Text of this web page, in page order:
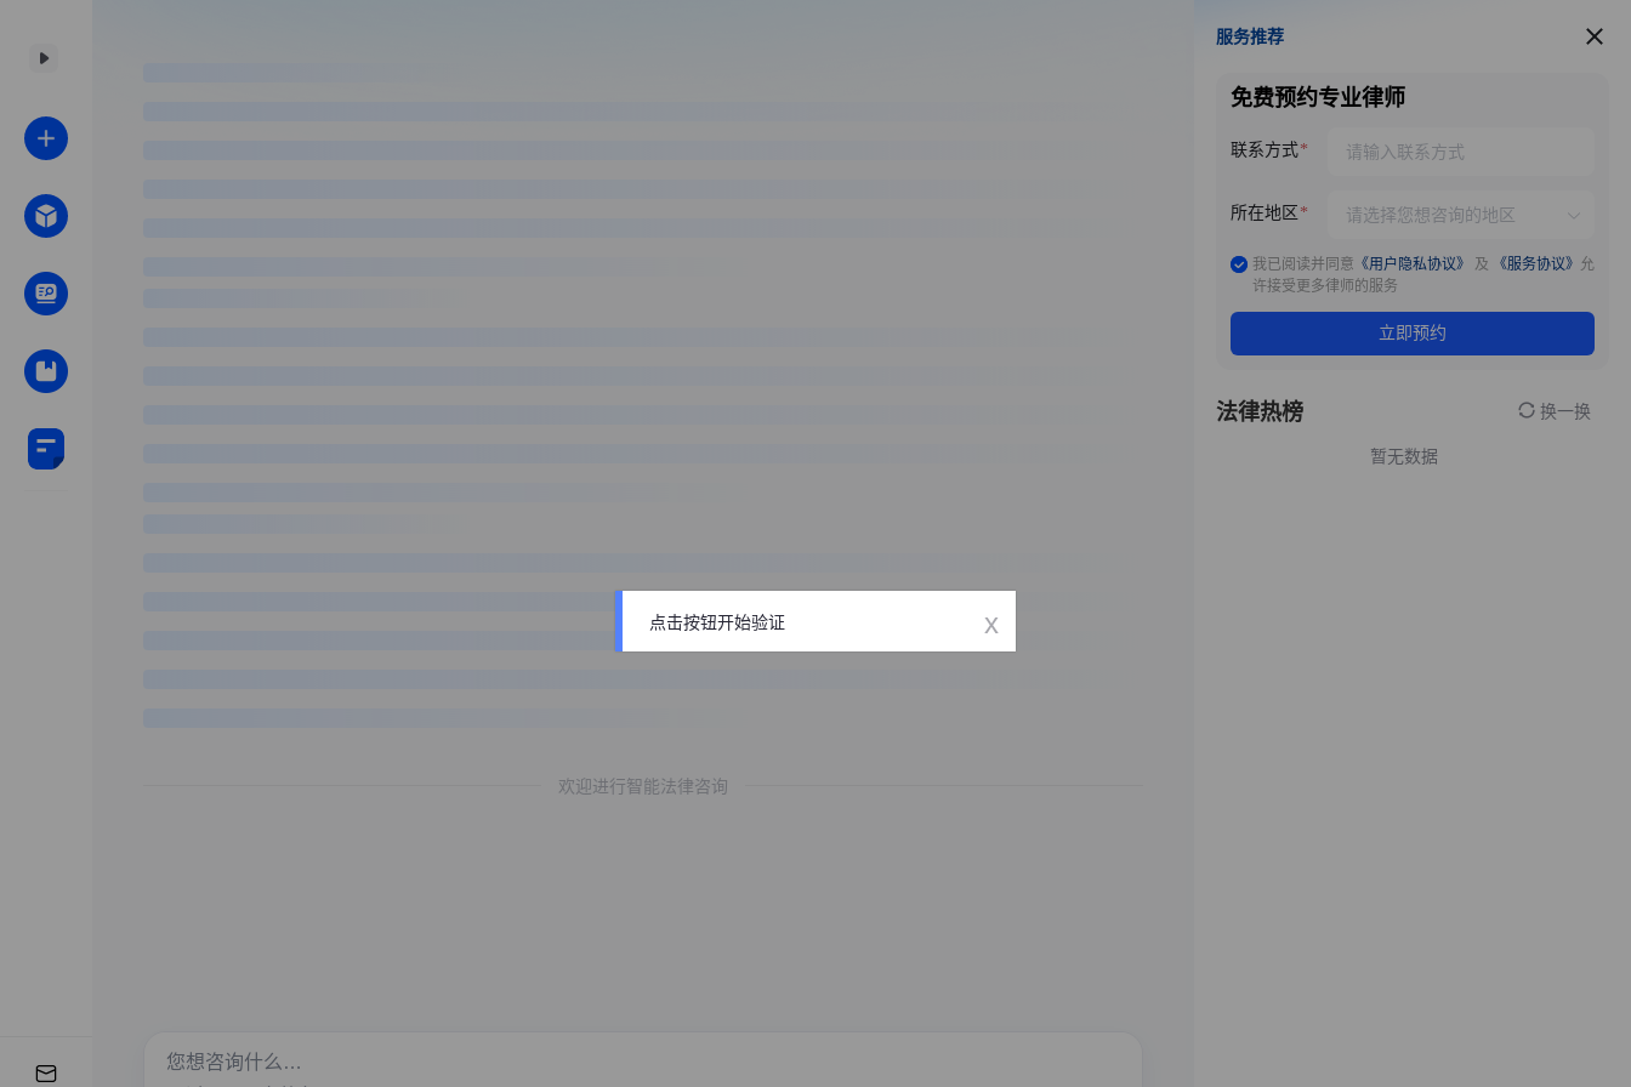
欢迎进行智能法律咨询
服务推荐
服务推荐
免费预约专业律师
联系方式
所在地区
我已阅读并同意 《用户隐私协议》 及 《服务协议》 允
许接受更多律师的服务
立即预约
法律热榜 换一换
暂无数据
点击按钮开始验证 x